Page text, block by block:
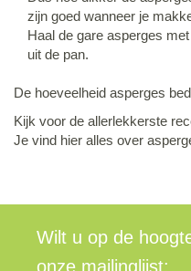
zijn goed wanneer je
Haal de gare asperges
uit de pan.
De hoeveelheid asperges
Kijk voor de allerlekkerste
Je vind hier alles over
Wilt u op de
onze mailinglijst: